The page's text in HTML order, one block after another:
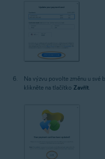
Na výzvu povolte změnu u své
klikněte na tlačítko Zavřít.